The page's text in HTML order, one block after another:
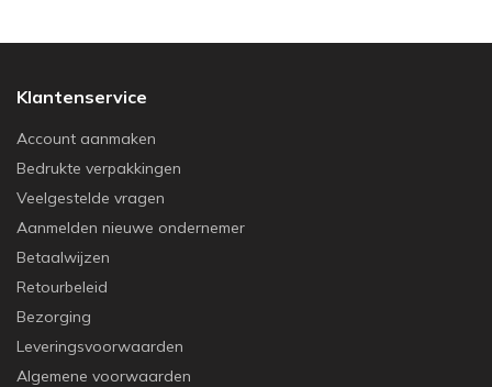
Klantenservice
Account aanmaken
Bedrukte verpakkingen
Veelgestelde vragen
Aanmelden nieuwe ondernemer
Betaalwijzen
Retourbeleid
Bezorging
Leveringsvoorwaarden
Algemene voorwaarden